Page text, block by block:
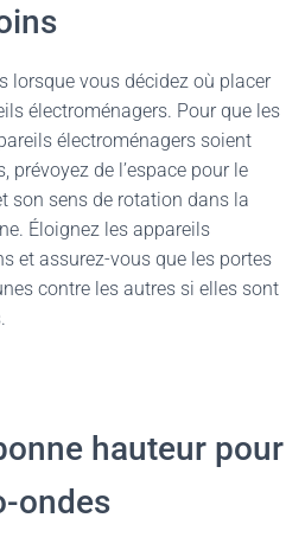
lorsque vous décidez où placer
électroménagers. Pour que les
électroménagers soient
prévoyez de l’espace pour le
son sens de rotation dans la
Éloignez les appareils
et assurez-vous que les portes
contre les autres si elles sont
hauteur pour
ondes